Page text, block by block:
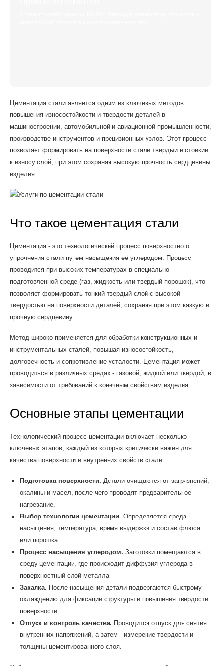
Цементация стали является одним из ключевых методов
повышения износостойкости и твердости деталей в
машиностроении, автомобильной и авиационной промышленности,
производстве инструментов и прецизионных узлов. Этот процесс
позволяет формировать на поверхности стали твердый и стойкий
к износу слой, при этом сохраняя высокую прочность сердцевины
изделия.
Что такое цементация стали
Цементация - это технологический процесс поверхностного
упрочнения стали путем насыщения её углеродом. Процесс
проводится при высоких температурах в специально
подготовленной среде (газ, жидкость или твердый порошок), что
позволяет формировать тонкий твердый слой с высокой
твердостью на поверхности деталей, сохраняя при этом вязкую и
прочную сердцевину.
Метод широко применяется для обработки конструкционных и
инструментальных сталей, повышая износостойкость,
долговечность и сопротивление усталости. Цементация может
проводиться в различных средах - газовой, жидкой или твердой, в
зависимости от требований к конечным свойствам изделия.
Основные этапы цементации
Технологический процесс цементации включает несколько
ключевых этапов, каждый из которых критически важен для
качества поверхности и внутренних свойств стали:
Подготовка поверхности. Детали очищаются от загрязнений,
окалины и масел, после чего проводят предварительное
нагревание.
Выбор технологии цементации. Определяется среда
насыщения, температура, время выдержки и состав флюса
или порошка.
Процесс насыщения углеродом. Заготовки помещаются в
среду цементации, где происходит диффузия углерода в
поверхностный слой металла.
Закалка. После насыщения детали подвергаются быстрому
охлаждению для фиксации структуры и повышения твердости
поверхности.
Отпуск и контроль качества. Проводится отпуск для снятия
внутренних напряжений, а затем - измерение твердости и
толщины цементированного слоя.